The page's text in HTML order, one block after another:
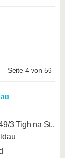
Seite 4 von 56
3 Tighina St.,